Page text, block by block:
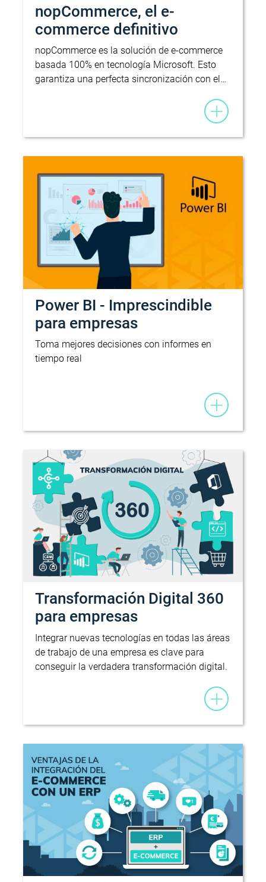
nopCommerce, el e-
commerce definitivo
nopCommerce es la solución de e-commerce
basada 100% en tecnología Microsoft. Esto
garantiza una perfecta sincronización con el…
Power BI - Imprescindible
para empresas
Toma mejores decisiones con informes en
tiempo real
Transformación Digital 360
para empresas
Integrar nuevas tecnologías en todas las áreas
de trabajo de una empresa es clave para
conseguir la verdadera transformación digital.